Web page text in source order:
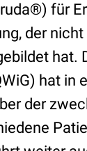
für
der
hat.
hat in
der